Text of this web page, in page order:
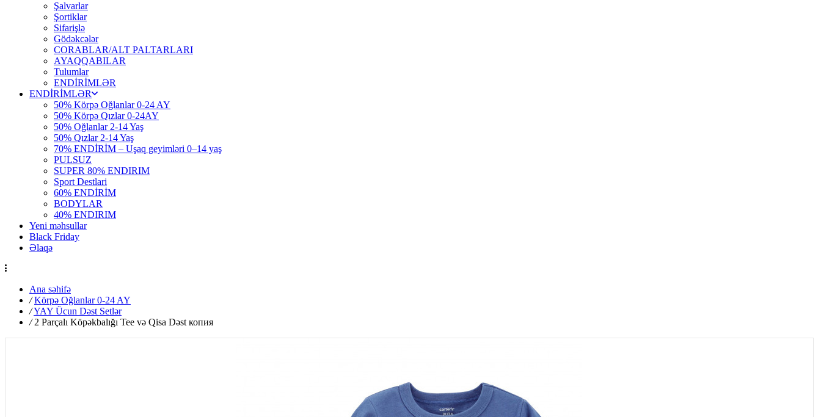
Şalvarlar
Şortiklar
Sifarişlə
Gödəkcələr
CORABLAR/ALT PALTARLARI
AYAQQABILAR
Tulumlar
ENDİRİMLƏR
ENDİRİMLƏR
50% Körpə Oğlanlar 0-24 AY
50% Körpə Qızlar 0-24AY
50% Oğlanlar 2-14 Yaş
50% Qızlar 2-14 Yaş
70% ENDİRİM – Uşaq geyimləri 0–14 yaş
PULSUZ
SUPER 80% ENDIRIM
Sport Destlari
60% ENDİRİM
BODYLAR
40% ENDIRIM
Yeni məhsullar
Black Friday
Əlaqə
Ana səhifə
/ Körpə Oğlanlar 0-24 AY
/YAY Ücun Dəst Setlər
/ 2 Parçalı Köpəkbalığı Tee və Qisa Dəst копия